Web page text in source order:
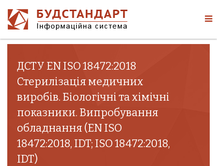
ДСТУ EN ISO 18472:2018
Стерилізація медичних
виробів. Біологічні та хімічні
показники. Випробування
обладнання (EN ISO
18472:2018, IDT; ISO 18472:2018,
IDT)